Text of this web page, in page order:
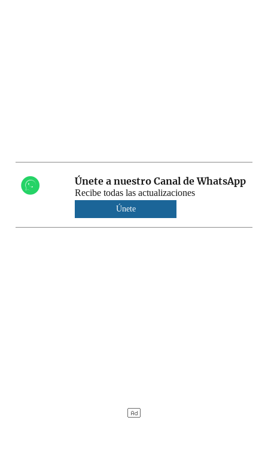
Únete a nuestro Canal de WhatsApp
Recibe todas las actualizaciones
Únete